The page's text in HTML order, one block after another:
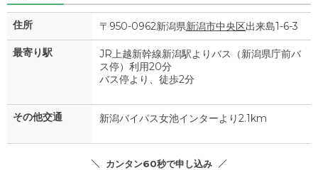
住所 〒950-0962新潟県新潟市中央区出来島1-6-3
最寄り駅
JR上越新幹線新潟駅よりバス（新潟県庁前バ
ス停）利用20分
バス停より、徒歩2分
その他交通 新潟バイパス女池インターより2.1km
カンタン60秒で申し込み